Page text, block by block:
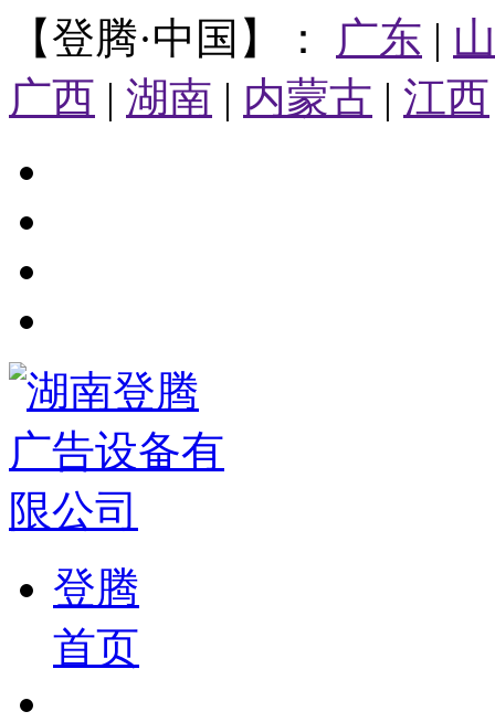
【登腾·中国】： 广东 |
广西 | 湖南 | 内蒙古 | 江西
登腾
首页